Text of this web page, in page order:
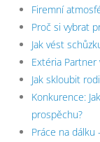
Firemní
Proč si vybrat
Jak vést
Extéria Partner
Jak skloubit
Konkurence:
prospěchu?
Práce na dálku